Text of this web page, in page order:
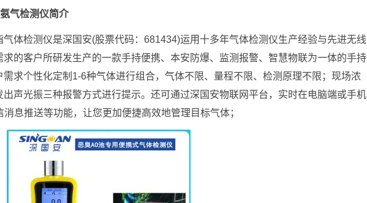
气检测仪简介
体检测仪是深国安(股票代码：681434)运用十多年气体检测仪生产经验与先进无线
的客户所研发生产的一款手持便携、本安防爆、监测报警、智慧物联为一体的手持
求个性化定制1-6种气体进行组合，气体不限、量程不限、检测原理不限；现场浓
声光振三种报警方式进行提示。还可通过深国安物联网平台，实时在电脑端或手机
息推送等功能，让您更加便捷高效地管理目标气体；